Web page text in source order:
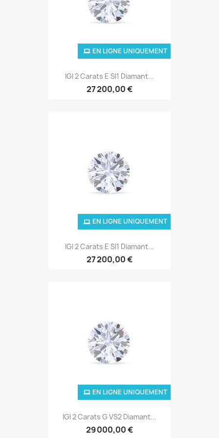
IGI 2 Carats E SI1 Diamant...
27 200,00 €
EN LIGNE UNIQUEMENT
IGI 2 Carats E SI1 Diamant...
27 200,00 €
EN LIGNE UNIQUEMENT
IGI 2 Carats G VS2 Diamant...
29 000,00 €
EN LIGNE UNIQUEMENT